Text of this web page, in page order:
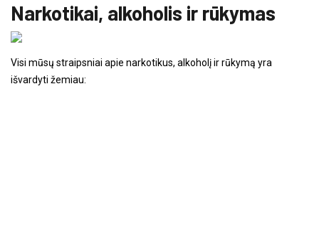
Narkotikai, alkoholis ir rūkymas
Visi mūsų straipsniai apie narkotikus, alkoholį ir rūkymą yra
išvardyti žemiau: